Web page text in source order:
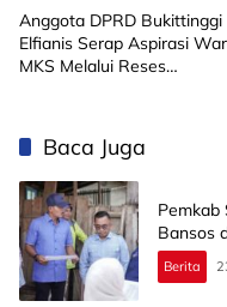
Anggota DPRD Bukittinggi
Elfianis Serap Aspirasi
MKS Melalui Reses
Baca Juga
Pemkab
Bansos
Berita